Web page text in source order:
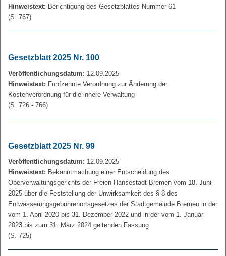
Hinweistext: Berichtigung des Gesetzblattes Nummer 61
(S. 767)
Gesetzblatt 2025 Nr. 100
Veröffentlichungsdatum: 12.09.2025
Hinweistext: Fünfzehnte Verordnung zur Änderung der
Kostenverordnung für die innere Verwaltung
(S. 726 - 766)
Gesetzblatt 2025 Nr. 99
Veröffentlichungsdatum: 12.09.2025
Hinweistext: Bekanntmachung einer Entscheidung des
Oberverwaltungsgerichts der Freien Hansestadt Bremen vom 18. Juni
2025 über die Feststellung der Unwirksamkeit des § 8 des
Entwässerungsgebührenortsgesetzes der Stadtgemeinde Bremen in der
vom 1. April 2020 bis 31. Dezember 2022 und in der vom 1. Januar
2023 bis zum 31. März 2024 geltenden Fassung
(S. 725)